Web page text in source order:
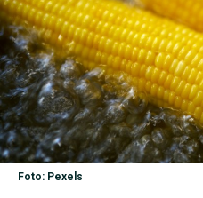
Foto: Pexels